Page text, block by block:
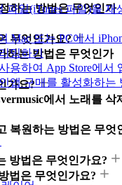
파일(iTunes 파일)을 재
Mac 또는 PC에서
밍하기
용하여 App Store에서
앱 구매를 활성화하는
하는 방법은 무엇인가
무엇인가요?
하는 방법은 무엇인가
가요?
에서 노래를 삭
복원하는 방법은 무엇
방법은 무엇인가요?
법은 무엇인가요?